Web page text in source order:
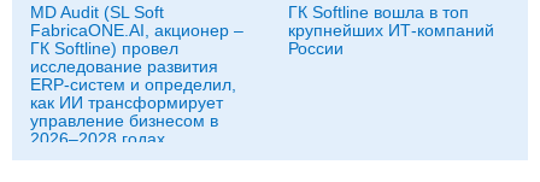
MD Audit (SL Soft
FabricaONE.AI, акционер –
ГК Softline) провел
исследование развития
ERP-систем и определил,
как ИИ трансформирует
управление бизнесом в
2026–2028 годах
ГК Softline вошла в топ
крупнейших ИТ-компаний
России